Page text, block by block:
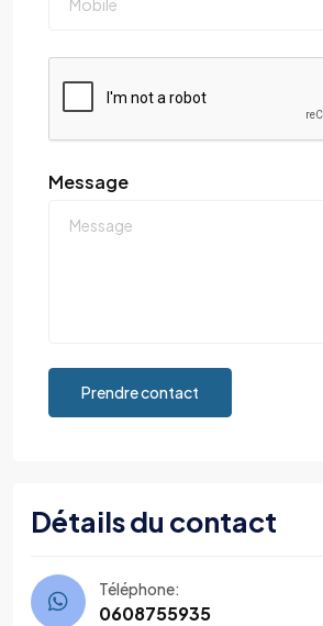
Message
Prendre contact
Détails du contact
Téléphone:
0608755935